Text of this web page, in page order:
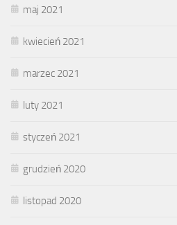
maj 2021
kwiecień 2021
marzec 2021
luty 2021
styczeń 2021
grudzień 2020
listopad 2020